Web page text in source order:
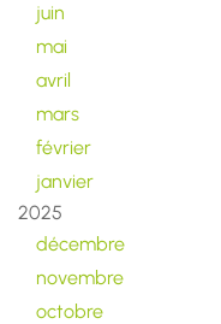
juin
mai
avril
mars
février
janvier
2025
décembre
novembre
octobre